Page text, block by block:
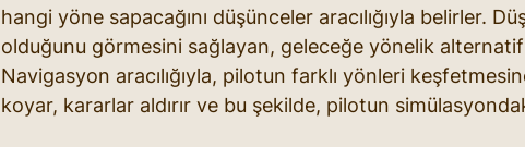
hangi yöne sapacağını düşünceler aracılığıyla belirler.
olduğunu görmesini sağlayan, geleceğe yönelik
Navigasyon aracılığıyla, pilotun farklı yönleri
koyar, kararlar aldırır ve bu şekilde, pilotun